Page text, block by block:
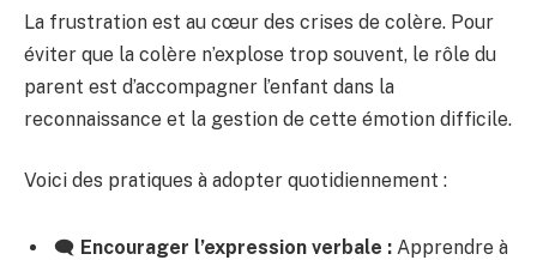
La frustration est au cœur des crises de colère. Pour
éviter que la colère n’explose trop souvent, le rôle du
parent est d’accompagner l’enfant dans la
reconnaissance et la gestion de cette émotion difficile.
Voici des pratiques à adopter quotidiennement :
🗨️ Encourager l’expression verbale : Apprendre à